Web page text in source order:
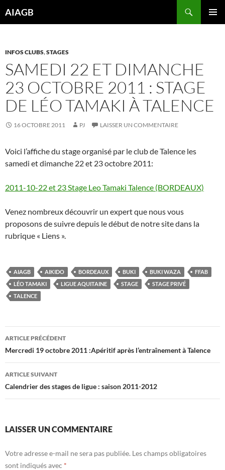
auAIAGB
INFOS CLUBS,STAGES
SAMEDI 22 ET DIMANCHE
23 OCTOBRE 2011 : STAGE
DE LÉO TAMAKI À TALENCE
16 OCTOBRE 2011 PJ LAISSER UN COMMENTAIRE
Voici l’affiche du stage organisé par le club de Talence les
samedi et dimanche 22 et 23 octobre 2011:
2011-10-22 et 23 Stage Leo Tamaki Talence (BORDEAUX)
Venez nombreux découvrir un expert que nous vous
proposons de suivre depuis le début de notre site dans la
rubrique « Liens ».
AIAGB AIKIDO BORDEAUX BUKI BUKI WAZA
FFAB
LÉO TAMAKI
LIGUE AQUITAINE STAGE
STAGE PRIVÉ
TALENCE
Navigation
des
articles
ARTICLE PRÉCÉDENT
Mercredi 19 octobre 2011 :Apéritif après l’entraînement à Talence
ARTICLE SUIVANT
Calendrier des stages de ligue : saison 2011-2012
LAISSER UN COMMENTAIRE
Votre adresse e-mail ne sera pas publiée. Les champs obligatoires
sont indiqués avec *